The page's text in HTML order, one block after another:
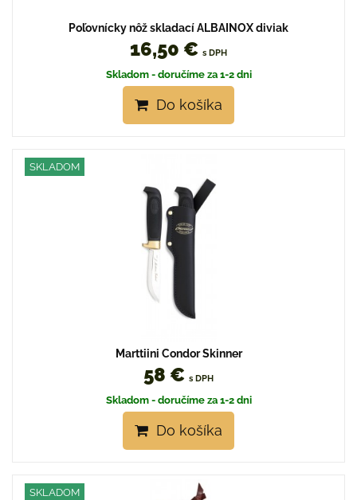
Poľovnícky nôž skladací ALBAINOX diviak
16,50 € s DPH
Skladom - doručíme za 1-2 dni
Do košíka
SKLADOM
Marttiini Condor Skinner
58 € s DPH
Skladom - doručíme za 1-2 dni
Do košíka
SKLADOM